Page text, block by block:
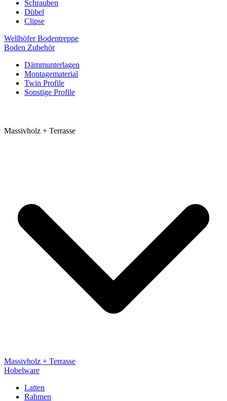
Schrauben
Dübel
Clipse
Wellhöfer Bodentreppe
Boden Zubehör
Dämmunterlagen
Montagematerial
Twin Profile
Sonstige Profile
Massivholz + Terrasse
Massivholz + Terrasse
Hobelware
Latten
Rahmen